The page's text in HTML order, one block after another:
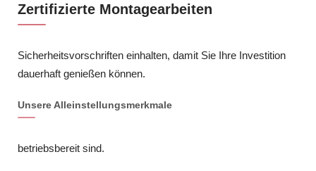
Zertifizierte Montagearbeiten
Sicherheitsvorschriften einhalten, damit Sie Ihre Investition
dauerhaft genießen können.
Unsere Alleinstellungsmerkmale
betriebsbereit sind.